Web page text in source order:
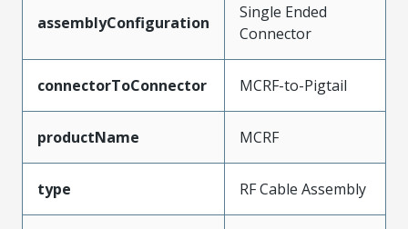
assemblyConfiguration
Single Ended
Connector
connectorToConnector MCRF-to-Pigtail
productName MCRF
type RF Cable Assembly